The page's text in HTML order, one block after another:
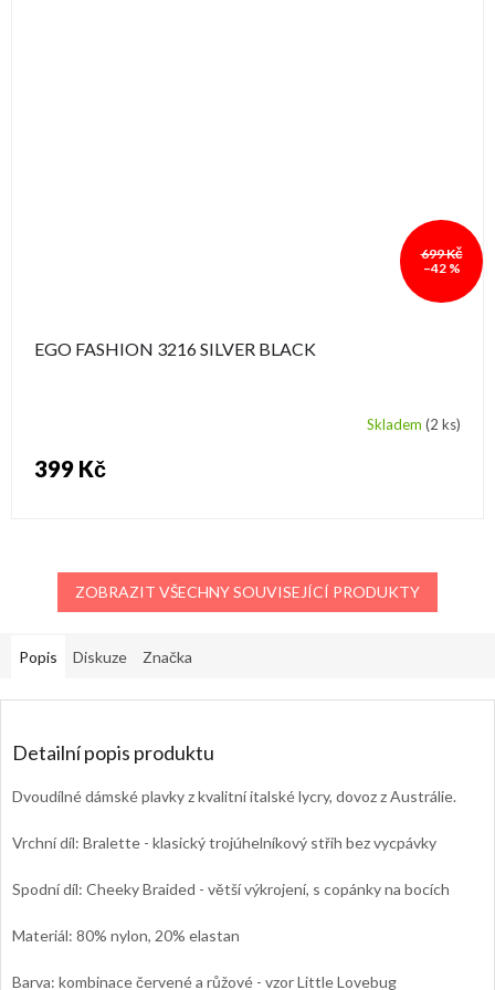
699 Kč
–42 %
EGO FASHION 3216 SILVER BLACK
Skladem (2 ks)
399 Kč
ZOBRAZIT VŠECHNY SOUVISEJÍCÍ PRODUKTY
Popis Diskuze Značka
Detailní popis produktu
Dvoudílné dámské plavky z kvalitní italské lycry, dovoz z Austrálie.
Vrchní díl: Bralette - klasický trojúhelníkový střih bez vycpávky
Spodní díl: Cheeky Braided - větší výkrojení, s copánky na bocích
Materiál: 80% nylon, 20% elastan
Barva: kombinace červené a růžové - vzor Little Lovebug